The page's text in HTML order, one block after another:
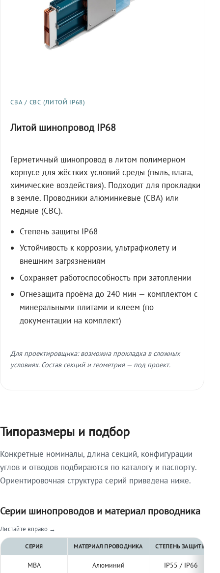
СВА / СВС (ЛИТОЙ IP68)
Литой шинопровод IP68
Герметичный шинопровод в литом полимерном
корпусе для жёстких условий среды (пыль, влага,
химические воздействия). Подходит для прокладки
в земле. Проводники алюминиевые (СВА) или
медные (СВС).
Степень защиты IP68
Устойчивость к коррозии, ультрафиолету и
внешним загрязнениям
Сохраняет работоспособность при затоплении
Огнезащита проёма до 240 мин — комплектом с
минеральными плитами и клеем (по
документации на комплект)
Для проектировщика: возможна прокладка в сложных
условиях. Состав секций и геометрия — под проект.
Типоразмеры и подбор
Конкретные номиналы, длина секций, конфигурации
углов и отводов подбираются по каталогу и паспорту.
Ориентировочная структура серий приведена ниже.
Серии шинопроводов и материал проводника
Листайте вправо →
СЕРИЯ МАТЕРИАЛ ПРОВОДНИКА СТЕПЕНЬ ЗАЩИТЫ
МВА Алюминий IP55 / IP66